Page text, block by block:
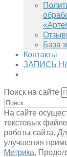
База
Контакты
ЗАПИСЬ
Поиск на сайте
На сайте
текстовых
работы сайта.
улучшения
Метрика.